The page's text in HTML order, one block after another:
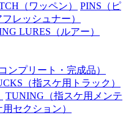
（ワッペン） PINS （ピ
フレッシュナー）
LURES （ルアー）
コンプリート・完成品）
（指スケ用トラック）
TUNING （指スケ用メンテ
用セクション）